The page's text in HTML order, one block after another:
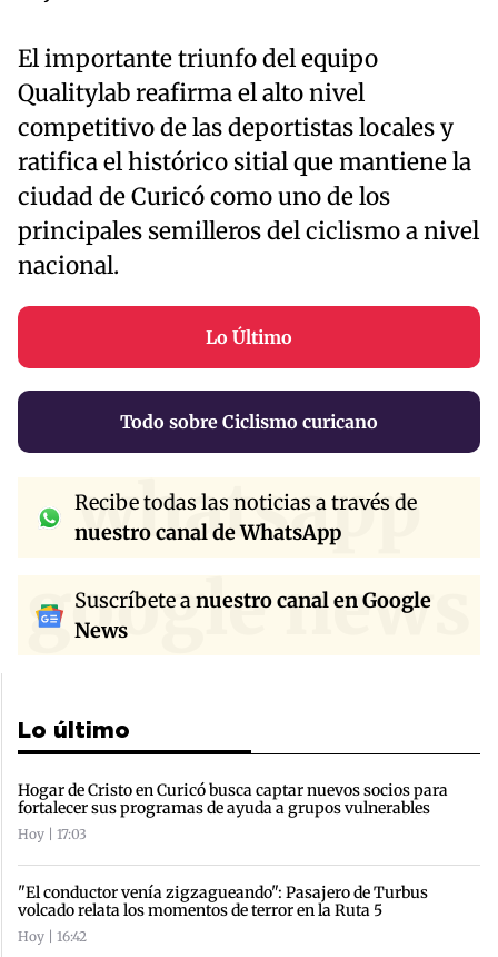
El importante triunfo del equipo
Qualitylab reafirma el alto nivel
competitivo de las deportistas locales y
ratifica el histórico sitial que mantiene la
ciudad de Curicó como uno de los
principales semilleros del ciclismo a nivel
nacional.
Lo Último
Todo sobre Ciclismo curicano
whatsapp
Recibe todas las noticias a través de
nuestro canal de WhatsApp
google news
Suscríbete anuestro canal en Google
News
Lo último
Hogar de Cristo en Curicó busca captar nuevos socios para
fortalecer sus programas de ayuda a grupos vulnerables
Hoy | 17:03
"El conductor venía zigzagueando": Pasajero de Turbus
volcado relata los momentos de terror en la Ruta 5
Hoy | 16:42